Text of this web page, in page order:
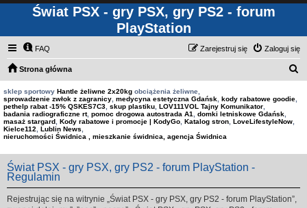
Świat PSX - gry PSX, gry PS2 - forum
PlayStation
FAQ Zaloguj się
Zarejestruj się
Strona główna
sklep sportowy Hantle żeliwne 2x20kg obciążenia żeliwne,
sprowadzenie zwłok z zagranicy medycyna estetyczna Gdańsk kody rabatowe goodie
pethelp rabat -15% QSKES7C3 skup plastiku LOV111VOL Tajny Komunikator
badania radiograficzne rt, pomoc drogowa autostrada A1 domki letniskowe Gdańsk
masaż stargard Kody rabatowe i promocje | KodyGo Katalog stron LoveLifestyleNow
Kielce112
Lublin News
nieruchomości Świdnica , mieszkanie świdnica, agencja Świdnica
Świat PSX - gry PSX, gry PS2 - forum PlayStation -
Regulamin
Rejestrując się na witrynie „Świat PSX - gry PSX, gry PS2 - forum PlayStation”,